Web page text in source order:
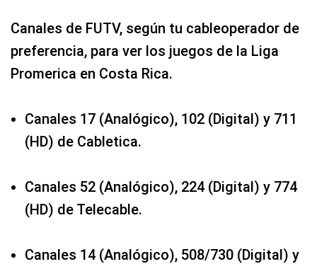
Canales de FUTV, según tu cableoperador de
preferencia, para ver los juegos de la Liga
Promerica en Costa Rica.
Canales 17 (Analógico), 102 (Digital) y 711
(HD) de Cabletica.
Canales 52 (Analógico), 224 (Digital) y 774
(HD) de Telecable.
Canales 14 (Analógico), 508/730 (Digital) y